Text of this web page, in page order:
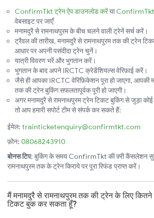
ConfirmTkt ट्रेन ऐप डाउनलोड करेंयाConfirmTkt
वेबसाइट पर जाएँ
मनामदुरै से रामनाथपुरम के बीच चलने वाली ट्रेनें सर्च करें।
ट्रैवल की तारीख, मनामदुरै से रामनाथपुरम तक की ट्रेन
आधार पर अपनी पसंदीदा ट्रेन चुनें।
यात्री विवरण भरें और भुगतान करें।
भुगतान के बाद अपने IRCTC क्रेडेंशियल्स वेरिफ़ाई करें।
जैसे ही आपका IRCTC वेरिफ़िकेशन पूरा हो जाएगा, आपकी
तक की ट्रेन बुकिंग सफलतापूर्वक पूरी हो जाएगी।
अगर मनामदुरै से रामनाथपुरम ट्रेन टिकट बुकिंग से जुड़ा कोई
तो आप हमारी सपोर्ट टीम से संपर्क कर सकते हैं:
ईमेल: trainticketenquiry@confirmtkt.com
फ़ोन: 08068243910
बोनस टिप: बुकिंग के समय ConfirmTkt की फ़्री कैंसलेशन
रामनाथपुरम तक के ट्रेन किराये पर पूरा रिफंड प्राप्त करें।
मैं मनामदुरै से रामनाथपुरम तक की ट्रेन के लिए कितने
टिकट बुक कर सकता हूँ?